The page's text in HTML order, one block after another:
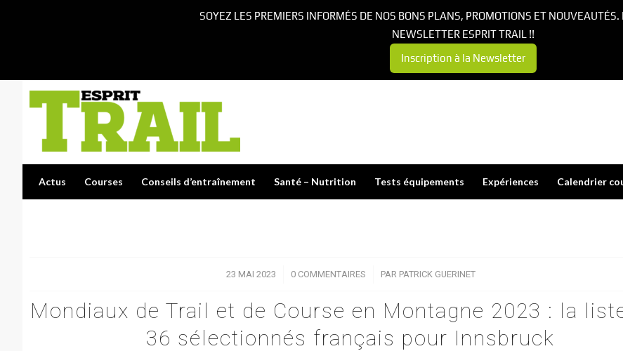
Actus Courses Conseils d’entraînement Santé – Nutrition Tests équipements Expériences Calendrier
23 MAI 2023
/ 0 COMMENTAIRES
/ PAR PATRICK GUERINET
Mondiaux de Trail et de Course en Montagne 2023 : la
36 sélectionnés français pour Innsbruck
SOYEZ LES PREMIERS INFORMÉS DE NOS BONS PLANS, PROMOTIONS ET
NEWSLETTER ESPRIT TRAIL !!
Inscription à la Newsletter